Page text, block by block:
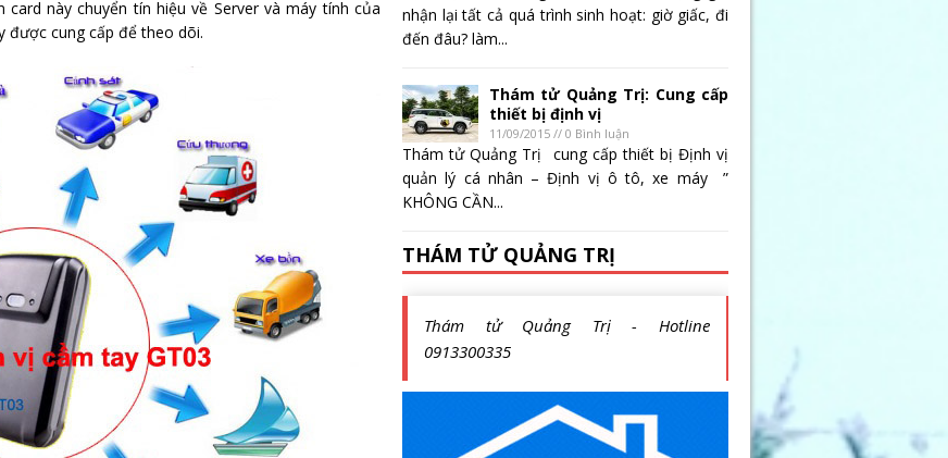
này chuyển tín hiệu về Server và máy tính của
được cung cấp để theo dõi.
nhận lại tất cả quá trình sinh hoạt: giờ giấc, đi
đến đâu? làm...
Thám tử Quảng Trị: Cung cấp
thiết bị định vị
11/09/2015 // 0 Bình luận
Thám tử Quảng Trị cung cấp thiết bị Định vị
quản lý cá nhân – Định vị ô tô, xe máy ”
KHÔNG CẦN...
THÁM TỬ QUẢNG TRỊ
Thám tử Quảng Trị - Hotline
0913300335